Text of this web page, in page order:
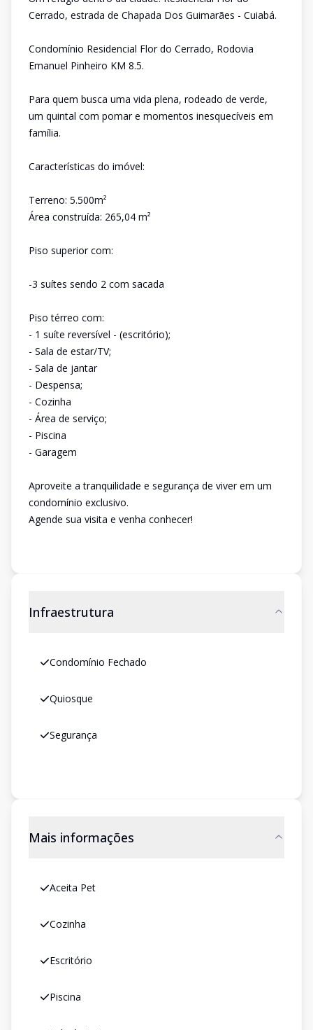
Cerrado, estrada de Chapada Dos Guimarães - Cuiabá.
Condomínio Residencial Flor do Cerrado, Rodovia
Emanuel Pinheiro KM 8.5.
Para quem busca uma vida plena, rodeado de verde,
um quintal com pomar e momentos inesquecíveis em
família.
Características do imóvel:
Terreno: 5.500m²
Área construída: 265,04 m²
Piso superior com:
-3 suítes sendo 2 com sacada
Piso térreo com:
- 1 suíte reversível - (escritório);
- Sala de estar/TV;
- Sala de jantar
- Despensa;
- Cozinha
- Área de serviço;
- Piscina
- Garagem
Aproveite a tranquilidade e segurança de viver em um
condomínio exclusivo.
Agende sua visita e venha conhecer!
Infraestrutura
Condomínio Fechado
Quiosque
Segurança
Mais informações
Aceita Pet
Cozinha
Escritório
Piscina